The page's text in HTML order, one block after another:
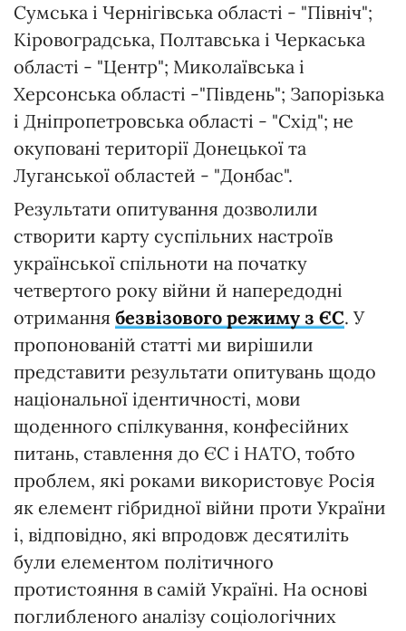
Сумська і Чернігівська області - "Північ";
Кіровоградська, Полтавська і Черкаська
області - "Центр"; Миколаївська і
Херсонська області -"Південь"; Запорізька
і Дніпропетровська області - "Схід"; не
окуповані території Донецької та
Луганської областей - "Донбас".
Результати опитування дозволили
створити карту суспільних настроїв
української спільноти на початку
четвертого року війни й напередодні
отримання безвізового режиму з ЄС. У
пропонованій статті ми вирішили
представити результати опитувань щодо
національної ідентичності, мови
щоденного спілкування, конфесійних
питань, ставлення до ЄС і НАТО, тобто
проблем, які роками використовує Росія
як елемент гібридної війни проти України
і, відповідно, які впродовж десятиліть
були елементом політичного
протистояння в самій Україні. На основі
поглибленого аналізу соціологічних